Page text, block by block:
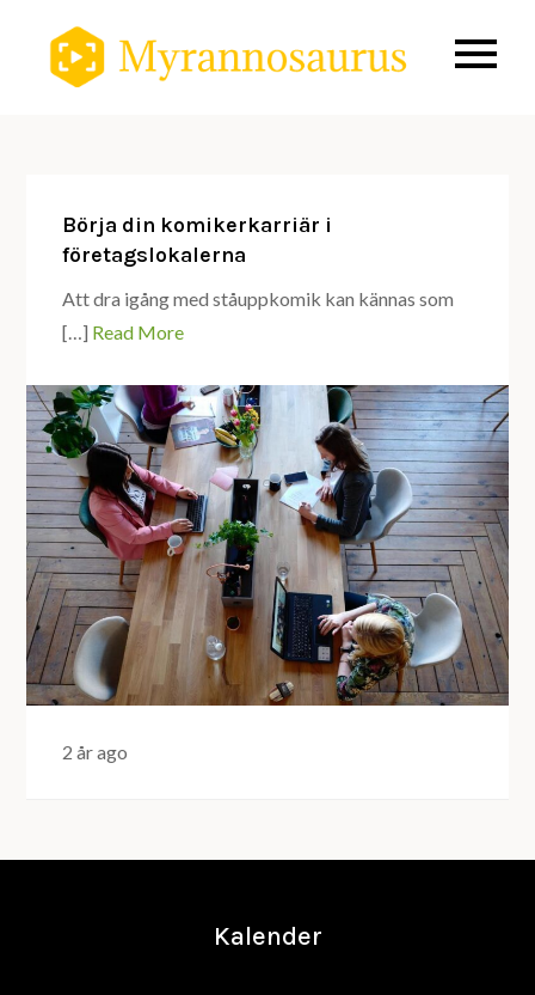
content
Om svenska
Börja din komikerkarriär i
företagslokalerna
Att dra igång med ståuppkomik kan kännas som
[…] Read More
2 år ago
Kalender